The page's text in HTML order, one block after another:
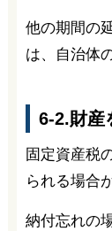
他の期間の
は、自治体
6-2.財産
固定資産税
られる場合
納付忘れの